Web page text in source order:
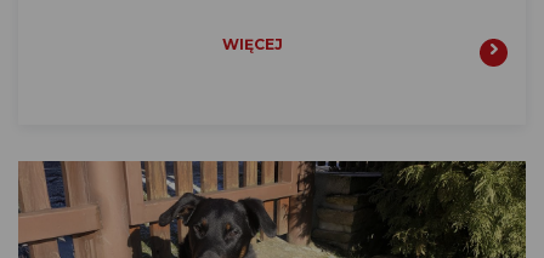
WIĘCEJ